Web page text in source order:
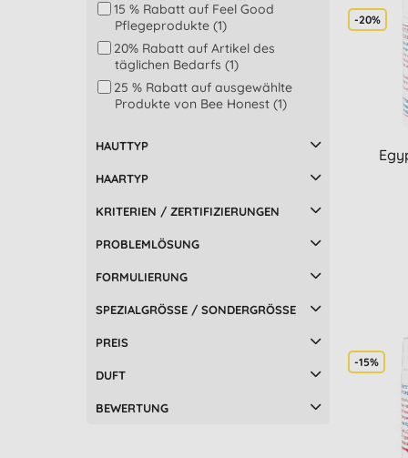
-20%
-15%
Naif (1)
Odylique by Essential Care (8)
PHB Ethical Beauty (2)
The Lekker Company (1)
Urtekram (1)
Zarqa (1)
15 % Rabatt auf Feel Good
Pflegeprodukte (1)
20% Rabatt auf Artikel des
täglichen Bedarfs (1)
25 % Rabatt auf ausgewählte
Produkte von Bee Honest (1)
HAUTTYP
HAARTYP
KRITERIEN / ZERTIFIZIERUNGEN
PROBLEMLÖSUNG
FORMULIERUNG
SPEZIALGRÖSSE / SONDERGRÖSSE
PREIS
DUFT
BEWERTUNG